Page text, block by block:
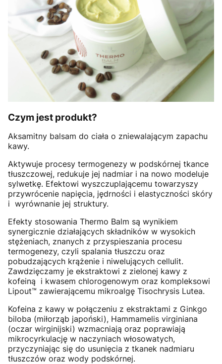
Czym jest produkt?
Aksamitny balsam do ciała o zniewalającym zapachu
kawy.
Aktywuje procesy termogenezy w podskórnej tkance
tłuszczowej, redukuje jej nadmiar i na nowo modeluje
sylwetkę. Efektowi wyszczuplającemu towarzyszy
przywrócenie napięcia, jędrności i elastyczności skóry
i wyrównanie jej struktury.
Efekty stosowania Thermo Balm są wynikiem
synergicznie działających składników w wysokich
stężeniach, znanych z przyspieszania procesu
termogenezy, czyli spalania tłuszczu oraz
pobudzających krążenie i niwelujących cellulit.
Zawdzięczamy je ekstraktowi z zielonej kawy z
kofeiną i kwasem chlorogenowym oraz kompleksowi
Lipout™ zawierającemu mikroalgę Tisochrysis Lutea.
Kofeina z kawy w połączeniu z ekstraktami z Ginkgo
biloba (miłorząb japoński), Hammamelis virginiana
(oczar wirginijski) wzmacniają oraz poprawiają
mikrocyrkulację w naczyniach włosowatych,
przyczyniając się do usunięcia z tkanek nadmiaru
tłuszczów oraz wody podskórnej.